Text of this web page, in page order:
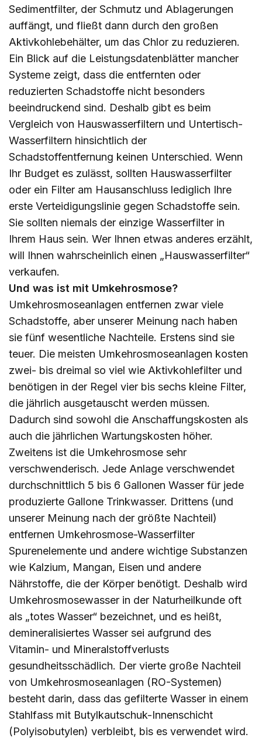
Sedimentfilter, der Schmutz und Ablagerungen
auffängt, und fließt dann durch den großen
Aktivkohlebehälter, um das Chlor zu reduzieren.
Ein Blick auf die Leistungsdatenblätter mancher
Systeme zeigt, dass die entfernten oder
reduzierten Schadstoffe nicht besonders
beeindruckend sind. Deshalb gibt es beim
Vergleich von Hauswasserfiltern und Untertisch-
Wasserfiltern hinsichtlich der
Schadstoffentfernung keinen Unterschied. Wenn
Ihr Budget es zulässt, sollten Hauswasserfilter
oder ein Filter am Hausanschluss lediglich Ihre
erste Verteidigungslinie gegen Schadstoffe sein.
Sie sollten niemals der einzige Wasserfilter in
Ihrem Haus sein. Wer Ihnen etwas anderes erzählt,
will Ihnen wahrscheinlich einen „Hauswasserfilter“
verkaufen.
Und was ist mit Umkehrosmose?
Umkehrosmoseanlagen entfernen zwar viele
Schadstoffe, aber unserer Meinung nach haben
sie fünf wesentliche Nachteile. Erstens sind sie
teuer. Die meisten Umkehrosmoseanlagen kosten
zwei- bis dreimal so viel wie Aktivkohlefilter und
benötigen in der Regel vier bis sechs kleine Filter,
die jährlich ausgetauscht werden müssen.
Dadurch sind sowohl die Anschaffungskosten als
auch die jährlichen Wartungskosten höher.
Zweitens ist die Umkehrosmose sehr
verschwenderisch. Jede Anlage verschwendet
durchschnittlich 5 bis 6 Gallonen Wasser für jede
produzierte Gallone Trinkwasser. Drittens (und
unserer Meinung nach der größte Nachteil)
entfernen Umkehrosmose-Wasserfilter
Spurenelemente und andere wichtige Substanzen
wie Kalzium, Mangan, Eisen und andere
Nährstoffe, die der Körper benötigt. Deshalb wird
Umkehrosmosewasser in der Naturheilkunde oft
als „totes Wasser“ bezeichnet, und es heißt,
demineralisiertes Wasser sei aufgrund des
Vitamin- und Mineralstoffverlusts
gesundheitsschädlich. Der vierte große Nachteil
von Umkehrosmoseanlagen (RO-Systemen)
besteht darin, dass das gefilterte Wasser in einem
Stahlfass mit Butylkautschuk-Innenschicht
(Polyisobutylen) verbleibt, bis es verwendet wird.